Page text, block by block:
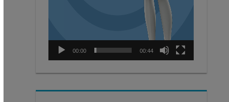
00:00 00:44